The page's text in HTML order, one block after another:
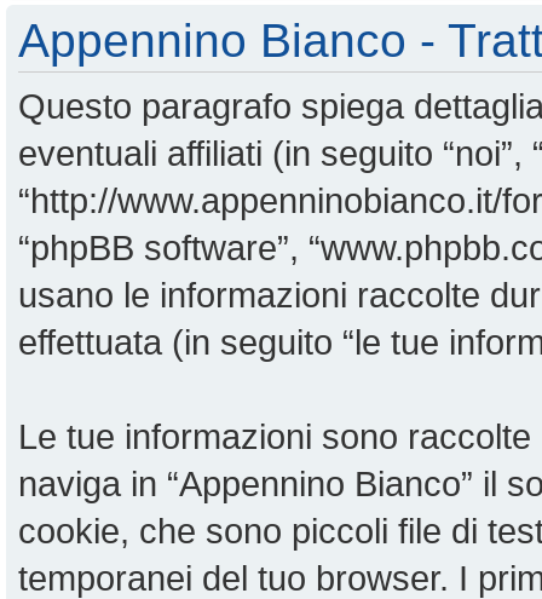
Appennino Bianco -
Questo paragrafo spiega
eventuali affiliati (in seguito “noi”,
“http://www.appenninobianco.it/
“phpBB software”,
usano le informazioni raccolte
effettuata (in seguito “le tue
Le tue informazioni sono
naviga in “Appennino Bianco” il
cookie, che sono piccoli file di
temporanei del tuo browser. I